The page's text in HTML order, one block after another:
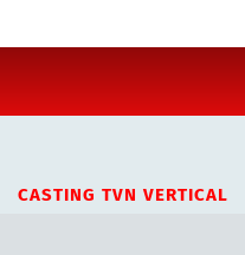
CASTING TVN VERTICAL